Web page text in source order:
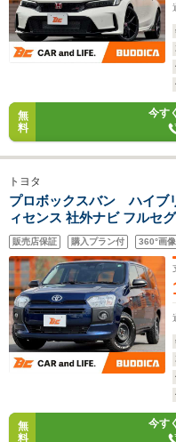
無
料
今す
トヨタ
プロボックスバン ハイブ
ィセンス 社外ナビ フルセ
イト 光軸レベライザー Aハ
電動格納ミラー チルトステ
販売店保証 購入プラン付 360°画
無
料
今す